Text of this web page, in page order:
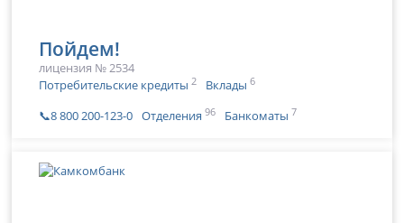
Пойдем!
лицензия № 2534
Потребительские кредиты 2 Вклады 6
📞8 800 200-123-0 Отделения 96 Банкоматы 7